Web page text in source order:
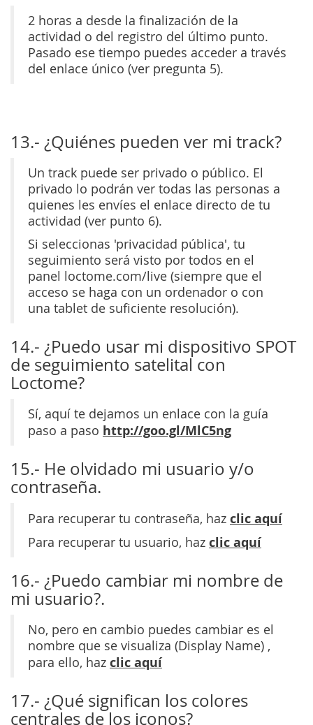
2 horas a desde la finalización de la
actividad o del registro del último punto.
Pasado ese tiempo puedes acceder a través
del enlace único (ver pregunta 5).
13.- ¿Quiénes pueden ver mi track?
Un track puede ser privado o público. El
privado lo podrán ver todas las personas a
quienes les envíes el enlace directo de tu
actividad (ver punto 6).
Si seleccionas 'privacidad pública', tu
seguimiento será visto por todos en el
panel loctome.com/live (siempre que el
acceso se haga con un ordenador o con
una tablet de suficiente resolución).
14.- ¿Puedo usar mi dispositivo SPOT
de seguimiento satelital con
Loctome?
Sí, aquí te dejamos un enlace con la guía
paso a paso http://goo.gl/MlC5ng
15.- He olvidado mi usuario y/o
contraseña.
Para recuperar tu contraseña, haz clic aquí
Para recuperar tu usuario, haz clic aquí
16.- ¿Puedo cambiar mi nombre de
mi usuario?.
No, pero en cambio puedes cambiar es el
nombre que se visualiza (Display Name) ,
para ello, haz clic aquí
17.- ¿Qué significan los colores
centrales de los iconos?